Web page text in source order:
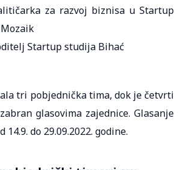
za razvoj biznisa u Startup
Startup studija Bihać
tri pobjednička tima, dok je četvrti
glasovima zajednice. Glasanje
do 29.09.2022. godine.